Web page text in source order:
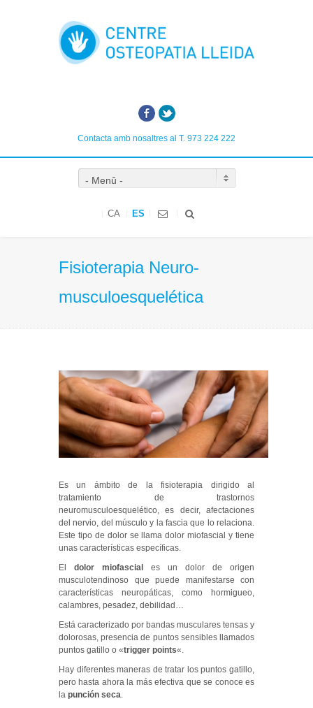
Facebook
Twitter
Contacta amb nosaltres al T. 973 224 222
- Menû -
CA ES
Fisioterapia Neuro-
musculoesquelética
Es un ámbito de la fisioterapia dirigido al
tratamiento de trastornos
neuromusculoesquelético, es decir, afectaciones
del nervio, del músculo y la fascia que lo relaciona.
Este tipo de dolor se llama dolor miofascial y tiene
unas características específicas.
El dolor miofascial
es un dolor de origen
musculotendinoso que puede manifestarse con
características neuropáticas, como hormigueo,
calambres, pesadez, debilidad…
Está caracterizado por bandas musculares tensas y
dolorosas, presencia de puntos sensibles llamados
puntos gatillo o «trigger points«.
Hay diferentes maneras de tratar los puntos gatillo,
pero hasta ahora la más efectiva que se conoce es
la punción seca.